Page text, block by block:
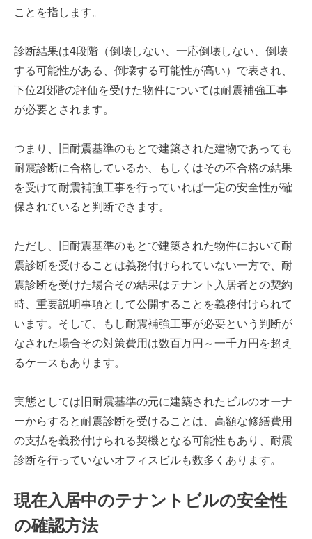
ことを指します。
診断結果は4段階（倒壊しない、一応倒壊しない、倒壊
する可能性がある、倒壊する可能性が高い）で表され、
下位2段階の評価を受けた物件については耐震補強工事
が必要とされます。
つまり、旧耐震基準のもとで建築された建物であっても
耐震診断に合格しているか、もしくはその不合格の結果
を受けて耐震補強工事を行っていれば一定の安全性が確
保されていると判断できます。
ただし、旧耐震基準のもとで建築された物件において耐
震診断を受けることは義務付けられていない一方で、耐
震診断を受けた場合その結果はテナント入居者との契約
時、重要説明事項として公開することを義務付けられて
います。そして、もし耐震補強工事が必要という判断が
なされた場合その対策費用は数百万円～一千万円を超え
るケースもあります。
実態としては旧耐震基準の元に建築されたビルのオーナ
ーからすると耐震診断を受けることは、高額な修繕費用
の支払を義務付けられる契機となる可能性もあり、耐震
診断を行っていないオフィスビルも数多くあります。
現在入居中のテナントビルの安全性
の確認方法